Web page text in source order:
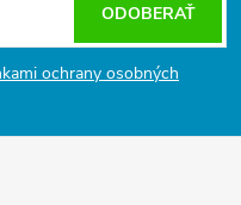
ochrany osobných
ODOBERAŤ